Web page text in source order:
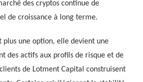
des cryptos continue de
de croissance à long terme.
plus une option, elle devient une
des actifs aux profils de risque et de
de Lotment Capital construisent